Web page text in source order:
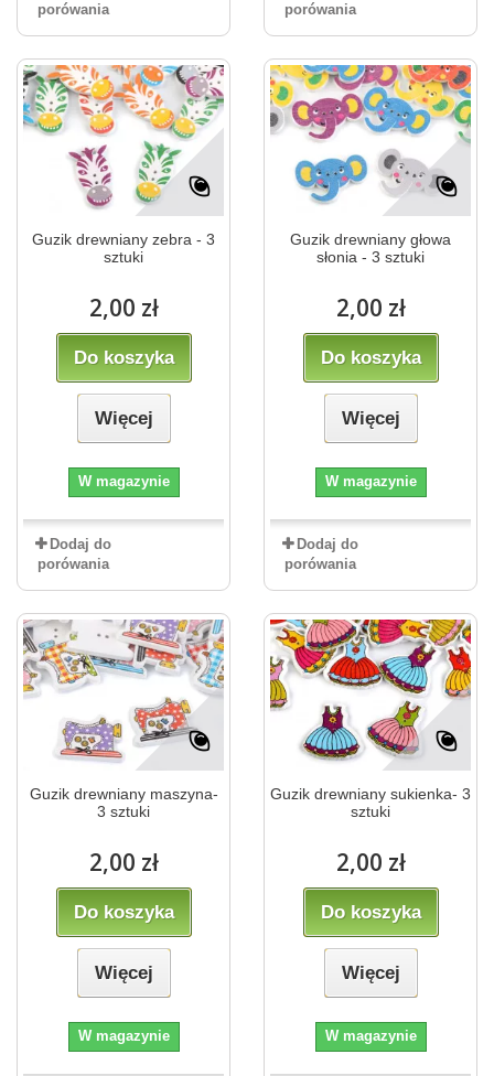
porówania
porówania
Guzik drewniany zebra - 3
sztuki
2,00 zł
Do koszyka
Więcej
W magazynie
Dodaj do
porówania
Guzik drewniany głowa
słonia - 3 sztuki
2,00 zł
Do koszyka
Więcej
W magazynie
Dodaj do
porówania
Guzik drewniany maszyna-
3 sztuki
2,00 zł
Do koszyka
Więcej
W magazynie
Guzik drewniany sukienka- 3
sztuki
2,00 zł
Do koszyka
Więcej
W magazynie